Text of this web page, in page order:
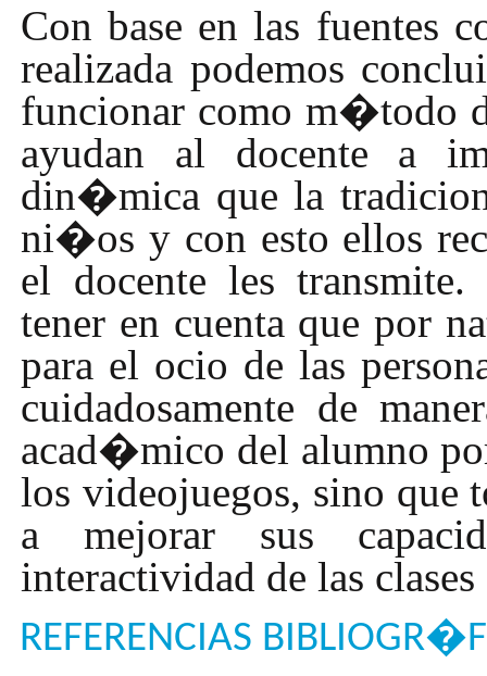
Con base en las fuentes
realizada podemos
funcionar como m�todo
ayudan al docente a
din�mica que la
ni�os y con esto ellos
el docente les
tener en cuenta que por
para el ocio de las
cuidadosamente de
acad�mico del alumno
los videojuegos, sino
a mejorar sus
interactividad de las
REFERENCIAS